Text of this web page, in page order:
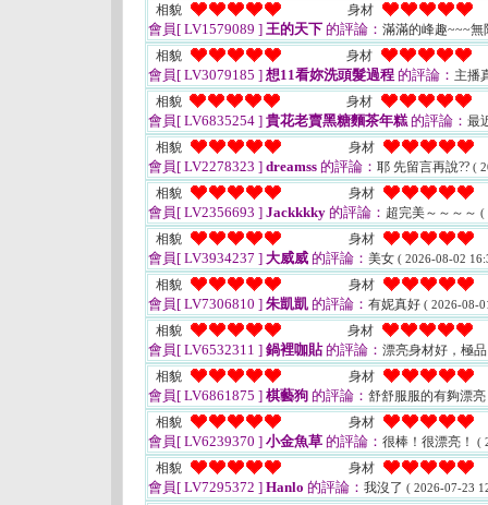
相貌 身材
會員[ LV1579089 ] 王的天下 的評論： 滿滿的峰趣~~~
相貌
身材
會員[ LV3079185 ] 想11看妳洗頭髮過程 的評論： 主播
相貌
身材
會員[ LV6835254 ] 貴花老賣黑糖麵茶年糕 的評論： 最
相貌
身材
會員[ LV2278323 ] dreamss 的評論： 耶 先留言再說?? (
相貌 身材
會員[ LV2356693 ] Jackkkky 的評論： 超完美～～～～ (
相貌 身材
會員[ LV3934237 ] 大威威 的評論： 美女 ( 2026-08-02
相貌 身材
會員[ LV7306810 ] 朱凱凱 的評論： 有妮真好 ( 2026-08-
相貌 身材
會員[ LV6532311 ] 鍋裡咖貼的評論： 漂亮身材好，極
相貌
身材
會員[ LV6861875 ] 棋藝狗 的評論： 舒舒服服的有夠漂亮
相貌
身材
會員[ LV6239370 ] 小金魚草 的評論： 很棒！很漂亮！ (
相貌 身材
會員[ LV7295372 ] Hanlo 的評論： 我沒了 ( 2026-07-23